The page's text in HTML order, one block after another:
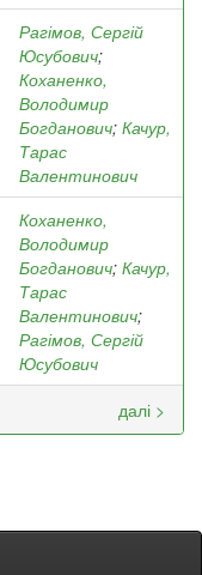
Рагімов, Сергій
Юсубович;
Коханенко,
Володимир
Богданович; Качур,
Тарас
Валентинович
Коханенко,
Володимир
Богданович; Качур,
Тарас
Валентинович;
Рагімов, Сергій
Юсубович
далі >